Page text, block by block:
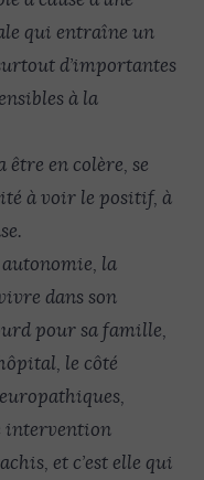
qui entraîne un
d’importantes
à la
en colère, se
à voir le positif, à
la
dans son
pour sa famille,
le côté
intervention
et c’est elle qui